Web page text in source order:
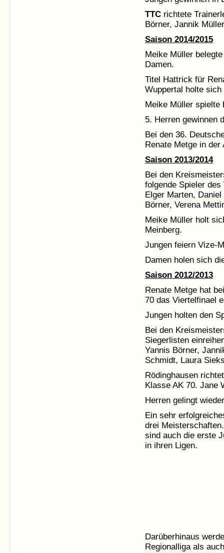
TTC richtete
Börner, Jannik
Saison 2014/2015
Meike Müller
Damen.
Titel Hattrick für
Wuppertal holte
Meike Müller spielte
5. Herren gewinnen
Bei den 36.
Renate Metge in
Saison 2013/2014
Bei den
folgende Spieler des
Elger Marten,
Börner, Verena
Meike Müller holt
Meinberg.
Jungen feiern Vize-
Damen holen sich
Saison 2012/2013
Renate Metge hat
70 das Viertelfinael
Jungen holten den
Bei den
Siegerlisten
Yannis Börner,
Schmidt, Laura
Rödinghausen
Klasse AK 70. Jane
Herren gelingt
Ein sehr
drei
sind auch die erste
in ihren Ligen.
Darüberhinaus
Regionalliga als